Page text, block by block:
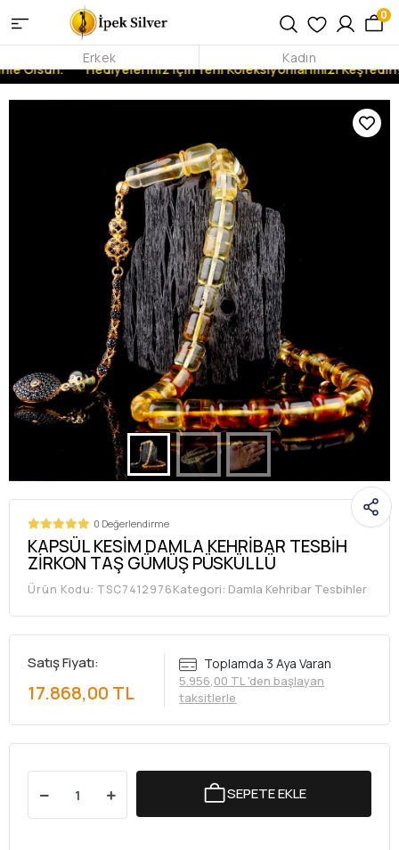
Olsun. Hediyeleriniz İçin Yeni Koleksiyonlarımızı Keşfedin!
0
Erkek Kadın
0 Değerlendirme
KAPSÜL KESİM DAMLA KEHRİBAR TESBİH
ZİRKON TAŞ GÜMÜŞ PÜSKÜLLÜ
Ürün Kodu: TSC7412976Kategori: Damla Kehribar Tesbihler
Satış Fiyatı:
17.868,00 TL
Toplamda 3 Aya Varan
5.956,00 TL 'den başlayan
taksitlerle
SEPETE EKLE